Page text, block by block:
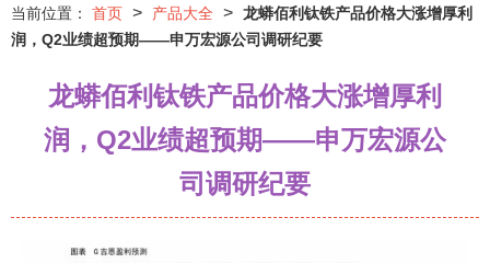
当前位置： 首页 > 产品大全 > 龙蟒佰利钛铁产品价格大涨增厚利
润，Q2业绩超预期——申万宏源公司调研纪要
龙蟒佰利钛铁产品价格大涨增厚利
润，Q2业绩超预期——申万宏源公
司调研纪要